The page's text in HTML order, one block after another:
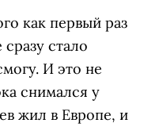
как первый раз
стало
И это не
снимался у
жил в Европе, и